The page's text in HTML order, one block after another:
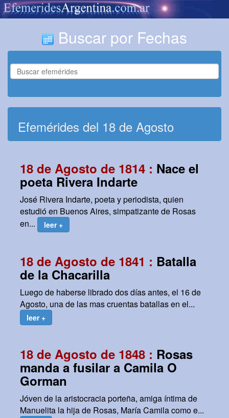
Buscar por Fechas
Efemérides del 18 de Agosto
18 de Agosto de 1814 : Nace el
poeta Rivera Indarte
José Rivera Indarte, poeta y periodista, quien
estudió en Buenos Aires, simpatizante de Rosas
en...
leer +
18 de Agosto de 1841 : Batalla
de la Chacarilla
Luego de haberse librado dos días antes, el 16 de
Agosto, una de las mas cruentas batallas en el...
leer +
18 de Agosto de 1848 : Rosas
manda a fusilar a Camila O
Gorman
Jóven de la aristocracia porteña, amiga íntima de
Manuelita la hija de Rosas, María Camila como e...